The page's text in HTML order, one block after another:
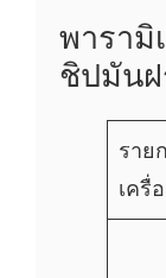
พารามิ
ชิปมัน
ราย
เครื่